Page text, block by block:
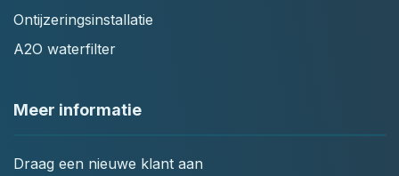
Ontijzeringsinstallatie
A2O waterfilter
Meer informatie
Draag een nieuwe klant aan